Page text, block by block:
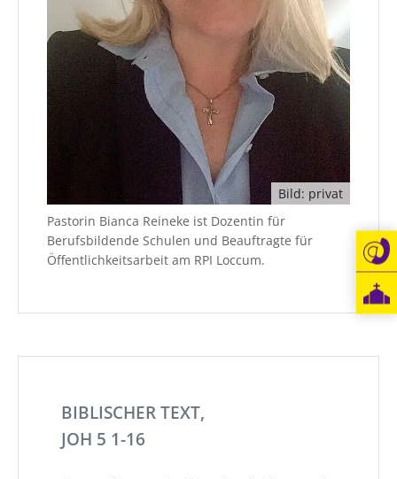
Bild: privat
Pastorin Bianca Reineke ist Dozentin für
Berufsbildende Schulen und Beauftragte für
Öffentlichkeitsarbeit am RPI Loccum.
BIBLISCHER TEXT,
JOH 5 1-16